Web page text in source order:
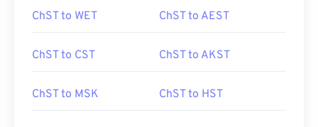
ChST to WET ChST to AEST
ChST to CST ChST to AKST
ChST to MSK ChST to HST